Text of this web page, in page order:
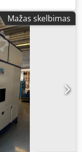
nuėmikliu yra
m. 2011 m.
pakeistas
ir šildymo
sistema su
skersmuo: 720
mm (vidinis
450
plotis
Svoris: 290 kg
ir
įrenginio
iš
Mažas skelbimas